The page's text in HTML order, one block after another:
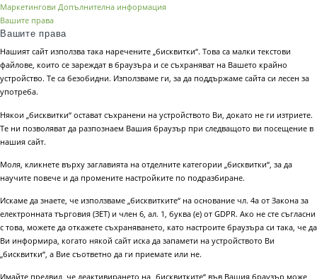
Маркетингови Допълнителна информация
Вашите права
Вашите права
Нашият сайт използва така наречените „бисквитки“. Това са малки текстови
файлове, които се зареждат в браузъра и се съхраняват на Вашето крайно
устройство. Те са безобидни. Използваме ги, за да поддържаме сайта си лесен за
употреба.
Някои „бисквитки“ остават съхранени на устройството Ви, докато не ги изтриете.
Те ни позволяват да разпознаем Вашия браузър при следващото ви посещение в
нашия сайт.
Моля, кликнете върху заглавията на отделните категории „бисквитки“, за да
научите повече и да промените настройките по подразбиране.
Искаме да знаете, че използваме „бисквитките“ на основание чл. 4а от Закона за
електронната търговия (ЗЕТ) и член 6, ал. 1, буква (е) от GDPR. Ако не сте съгласни
с това, можете да откажете съхраняването, като настроите браузъра си така, че да
Ви информира, когато някой сайт иска да запамети на устройството Ви
„бисквитки“, а Вие съответно да ги приемате или не.
Имайте предвид, че деактивирането на „бисквитките“ във Вашия браузър може